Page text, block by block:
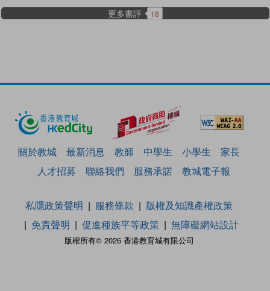
更多書評 18
關於教城 最新消息 教師 中學生 小學生
家長
人才招募
聯絡我們 服務承諾 教城電子報
版權所有© 2026 香港教育城有限公司
私隱政策聲明 服務條款
版權及知識產權政策
免責聲明
促進種族平等政策 無障礙網站設計